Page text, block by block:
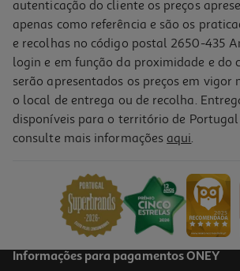
Máquina Fotografica Canon Eos R100 + Rf-S
479,99 €
autenticação do cliente os preços
apenas como referência e são os
e recolhas no código postal 2650-435
login e em função da proximidade e do
serão apresentados os preços em vigor
o local de entrega ou de recolha.
disponíveis para o território de
consulte mais informações aqui.
Informações para pagamentos ONEY